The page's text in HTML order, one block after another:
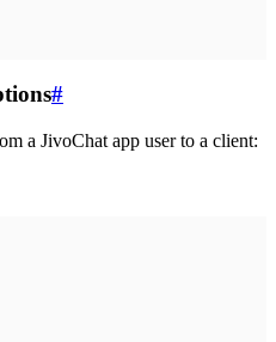
#
a JivoChat app user to a client: